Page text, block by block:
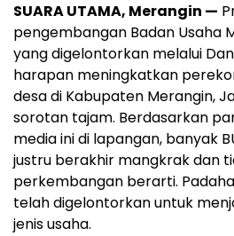
SUARA UTAMA, Merangin —
pengembangan Badan Usaha
yang digelontorkan melalui
harapan meningkatkan
desa di Kabupaten Merangin,
sorotan tajam. Berdasarkan
media ini di lapangan, banyak
justru berakhir mangkrak dan
perkembangan berarti.
telah digelontorkan untuk
jenis usaha.